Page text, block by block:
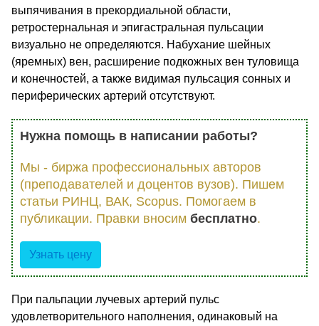
выпячивания в прекордиальной области,
ретростернальная и эпигастральная пульсации
визуально не определяются. Набухание шейных
(яремных) вен, расширение подкожных вен туловища
и конечностей, а также видимая пульсация сонных и
периферических артерий отсутствуют.
Нужна помощь в написании работы?
Мы - биржа профессиональных авторов
(преподавателей и доцентов вузов). Пишем
статьи РИНЦ, ВАК, Scopus. Помогаем в
публикации. Правки вносим бесплатно.
Узнать цену
При пальпации лучевых артерий пульс
удовлетворительного наполнения, одинаковый на